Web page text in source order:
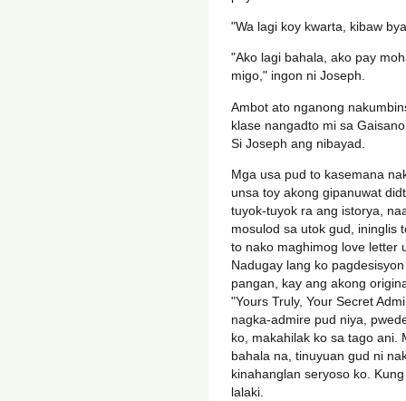
"Wa lagi koy kwarta, kibaw
"Ako lagi bahala, ako pay
migo," ingon ni Joseph.
Ambot ato nganong
klase nangadto mi sa
Si Joseph ang nibayad.
Mga usa pud to kasemana
unsa toy akong gipanuwat
tuyok-tuyok ra ang istorya,
mosulod sa utok gud, ininglis
to nako maghimog love letter
Nadugay lang ko
pangan, kay ang akong
"Yours Truly, Your Secret
nagka-admire pud niya,
ko, makahilak ko sa tago ani.
bahala na, tinuyuan gud ni
kinahanglan seryoso ko.
lalaki.